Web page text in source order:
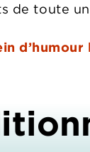
de toute